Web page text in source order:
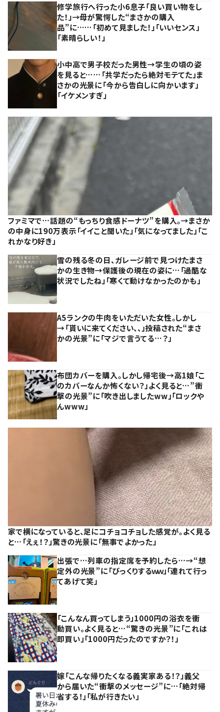
修学旅行へ行った小6息子「良い買い物をし
た！」→母が驚愕した“まさかの購入
品”に……「初めて見ました！」「いいセンス」
「素晴らしい！」
小中高で男子校だった男性→学生の頃の姿
を見ると……「共学だったら絶対モテてた」ま
さかの光景に「今から告白しに向かいます」
「イケメンすぎ」
ファミマで…話題の“もっちり食感ドーナツ”を購入。→まさか
の中身に190万表示「イイこと聞いた」「気になってました」「こ
れかなり好き」
雪の残る冬の日、ガレージ前で見つけたまさ
かの生き物→保護後の現在の姿に…「過酷な
状況でしたね」「寒くて動けなかったのかも」
A5ランクの牛肉をいただいた女性。しかし
→「貰いに来てください、、」投稿された“まさ
かの光景”に「マジで言うてる…？」
布団カバーを購入。しかし帰宅後→高1娘「こ
のカバーなんか怖くない？」よく見ると…”衝
撃の光景”に「吹き出しましたww」「ロックや
んwww」
家で横になっていると、足にコチョコチョした感覚が。よく見る
と…「えぇ！？」驚きの光景に「無事でよかった」
出張で…列車の指定席を予約したら…→“想
定外の光景”に「びっくりするｗｗ」「連れて行っ
てあげて笑」
「こんなん買ってしまう」1000円の浴衣を衝
動買い。よく見ると…“驚きの光景”に「これは
即買い」「1000円だったのですか？！」
嫁「こんな帰りたくなる義実家ある！？」義父
から届いた“衝撃のメッセージ”に…「絶対帰
省する！」「私が行きたい」